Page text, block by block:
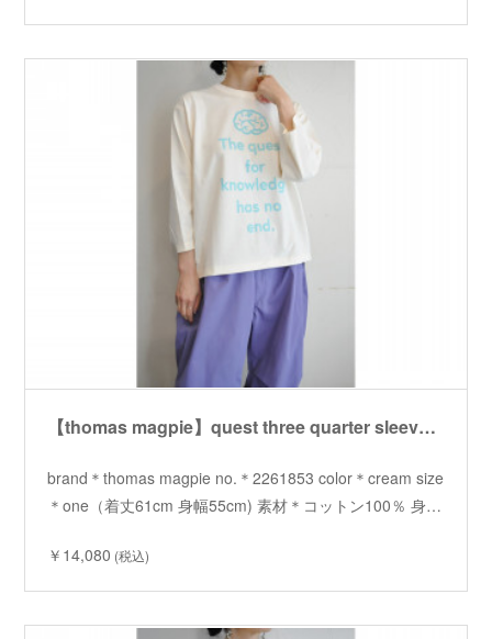
【thomas magpie】quest three quarter sleeve Tshirt /【トーマスマグパイ】クエスト七分袖 Tシャツ
brand＊thomas magpie no.＊2261853 color＊cream size
＊one（着丈61cm 身幅55cm) 素材＊コットン100％ 身…
￥14,080 (税込)